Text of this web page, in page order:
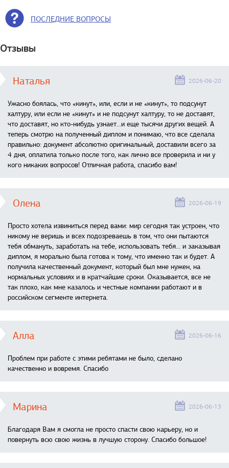
ПОСЛЕДНИЕ ВОПРОСЫ
Отзывы
Наталья 2026-06-20
Ужасно боялась, что «кинут», или, если и не «кинут», то подсунут
халтуру, или если не «кинут» и не подсунут халтуру, то не доставят,
что доставят, но кто-нибудь узнает...и еще тысячи других вещей. А
теперь смотрю на полученный диплом и понимаю, что все сделала
правильно: документ абсолютно оригинальный, доставили всего за
4 дня, оплатила только после того, как лично все проверила и ни у
кого никаких вопросов! Отличная работа, спасибо вам!
Олена 2026-06-19
Просто хотела извиниться перед вами: мир сегодня так устроен, что
никому не веришь и всех подозреваешь в том, что они пытаются
тебя обмануть, заработать на тебе, использовать тебя... и заказывая
диплом, я морально была готова к тому, что именно так и будет. А
получила качественный документ, который был мне нужен, на
нормальных условиях и в кратчайшие сроки. Оказывается, все не
так плохо, как мне казалось и честные компании работают и в
российском сегменте интернета.
Алла 2026-06-16
Проблем при работе с этими ребятами не было, сделано
качественно и вовремя. Спасибо
Марина 2026-06-13
Благодаря Вам я смогла не просто спасти свою карьеру, но и
повернуть всю свою жизнь в лучшую сторону. Спасибо большое!